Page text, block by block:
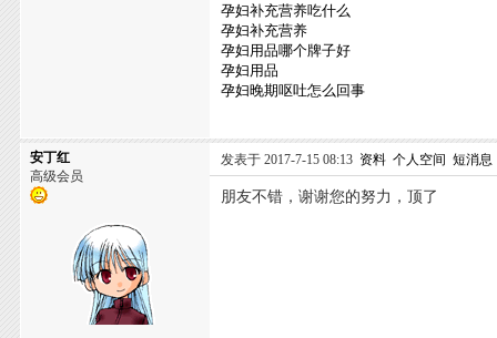
孕妇补充营养吃什么
孕妇补充营养
孕妇用品哪个牌子好
孕妇用品
孕妇晚期呕吐怎么回事
安丁红
高级会员
发表于 2017-7-15 08:13 资料 个人空间 短消息
朋友不错，谢谢您的努力，顶了